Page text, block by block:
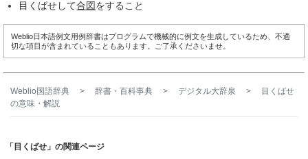
目くばせして合図をすること
Weblio日本語例文用例辞書はプログラムで機械的に例文を生成しているため、不適
切な項目が含まれていることもあります。ご了承くださいませ。
Weblio国語辞典 > 辞書・百科事典 > デジタル大辞泉 >
目くばせ
の意味・解説
「目くばせ」の関連ページ